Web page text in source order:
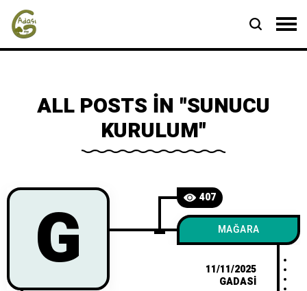
ALL POSTS IN "SUNUCU
KURULUM"
G 407
MAĞARA
11/11/2025
GADASI